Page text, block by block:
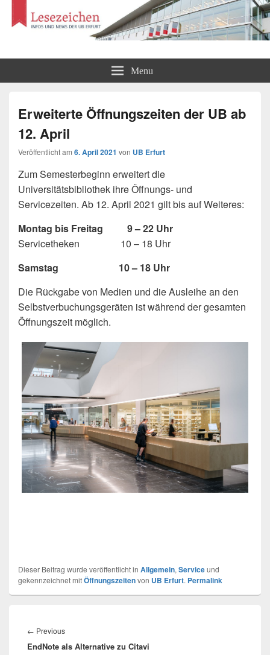
Lesezeichen Menu
Erweiterte Öffnungszeiten der UB ab
12. April
Veröffentlicht am 6. April 2021 von UB Erfurt
Zum Semesterbeginn erweitert die
Universitätsbibliothek ihre Öffnungs- und
Servicezeiten. Ab 12. April 2021 gilt bis auf Weiteres:
Montag bis Freitag 9 – 22 Uhr
Servicetheken 10 – 18 Uhr
Samstag 10 – 18 Uhr
Die Rückgabe von Medien und die Ausleihe an den
Selbstverbuchungsgeräten ist während der gesamten
Öffnungszeit möglich.
Dieser Beitrag wurde veröffentlicht in Allgemein,Serviceund
gekennzeichnet mitÖffnungszeitenvon UB Erfurt. Permalink
← PreviousPrevious
post:
EndNote als Alternative zu Citavi